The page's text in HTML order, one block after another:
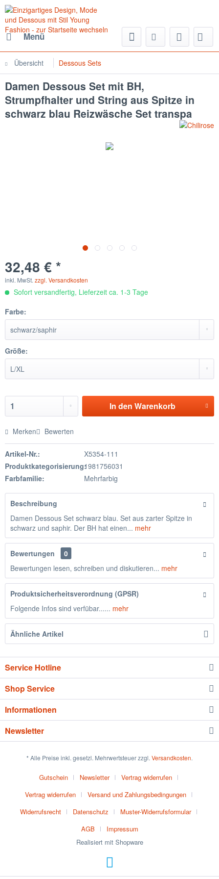
Menü
Übersicht Dessous Sets
Damen Dessous Set mit BH,
Strumpfhalter und String aus Spitze in
schwarz blau Reizwäsche Set transpa
32,48 € *
inkl. MwSt. zzgl. Versandkosten
Sofort versandfertig, Lieferzeit ca. 1-3 Tage
Farbe:
Größe:
In den Warenkorb
Merken Bewerten
Artikel-Nr.:
X5354-111
Produktkategorisierung:1981756031
Farbfamilie:
Mehrfarbig
Beschreibung
Damen Dessous Set schwarz blau. Set aus zarter Spitze in
schwarz und saphir. Der BH hat einen... mehr
Bewertungen
0
Bewertungen lesen, schreiben und diskutieren... mehr
Produktsicherheitsverordnung (GPSR)
Folgende Infos sind verfübar...... mehr
Ähnliche Artikel
Service Hotline
Shop Service
Informationen
Newsletter
* Alle Preise inkl. gesetzl. Mehrwertsteuer zzgl. Versandkosten.
Gutschein Newsletter
Vertrag widerrufen
Vertrag widerrufen
Versand und Zahlungsbedingungen
Widerrufsrecht
Datenschutz
Muster-Widerrufsformular
AGB
Impressum
Realisiert mit Shopware